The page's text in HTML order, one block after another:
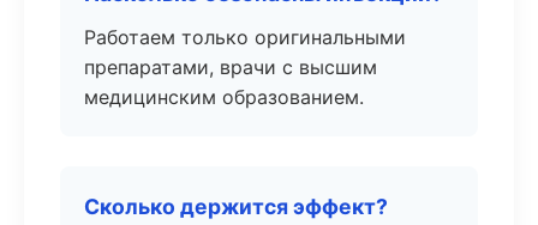
Работаем только оригинальными
препаратами, врачи с высшим
медицинским образованием.
Сколько держится эффект?